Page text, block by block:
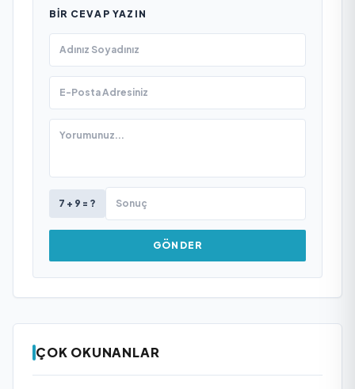
BIR CEVAP YAZIN
7 + 9 = ?
GÖNDER
ÇOK OKUNANLAR